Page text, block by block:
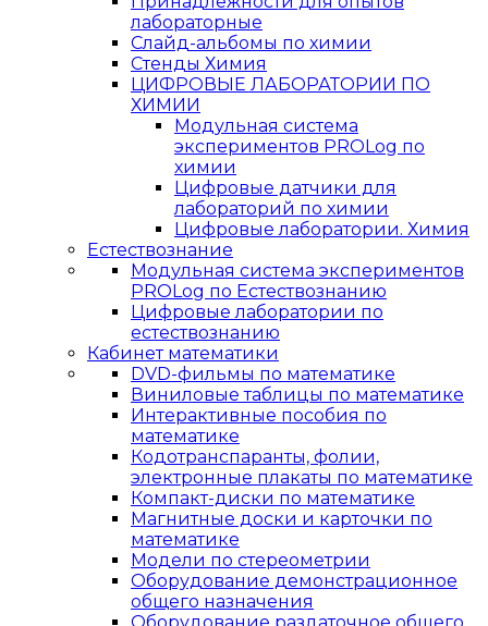
лабораторные
Слайд-альбомы по химии
Стенды Химия
ЦИФРОВЫЕ ЛАБОРАТОРИИ ПО
ХИМИИ
Модульная система
экспериментов PROLog по
химии
Цифровые датчики для
лабораторий по химии
Цифровые лаборатории. Химия
Естествознание
Модульная система экспериментов
PROLog по Естествознанию
Цифровые лаборатории по
естествознанию
Кабинет математики
DVD-фильмы по математике
Виниловые таблицы по математике
Интерактивные пособия по
математике
Кодотранспаранты, фолии,
электронные плакаты по математике
Компакт-диски по математике
Магнитные доски и карточки по
математике
Модели по стереометрии
Оборудование демонстрационное
общего назначения